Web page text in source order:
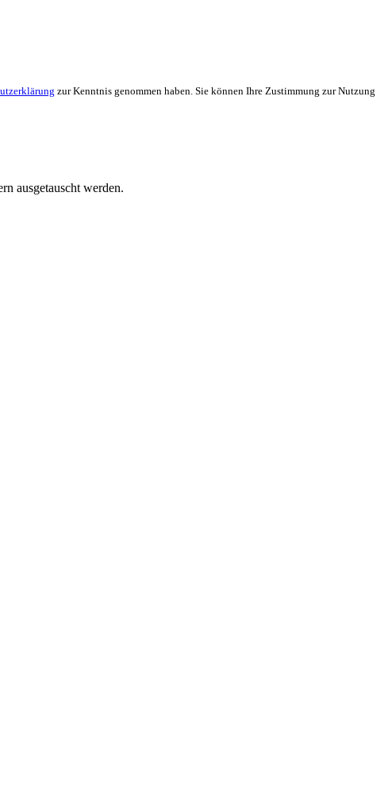
zur Kenntnis genommen haben. Sie können Ihre Zustimmung zur Nutzung
ausgetauscht werden.